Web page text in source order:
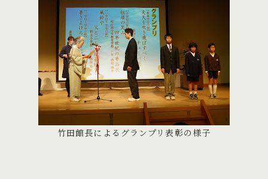
竹田館長によるグランプリ表彰の様子